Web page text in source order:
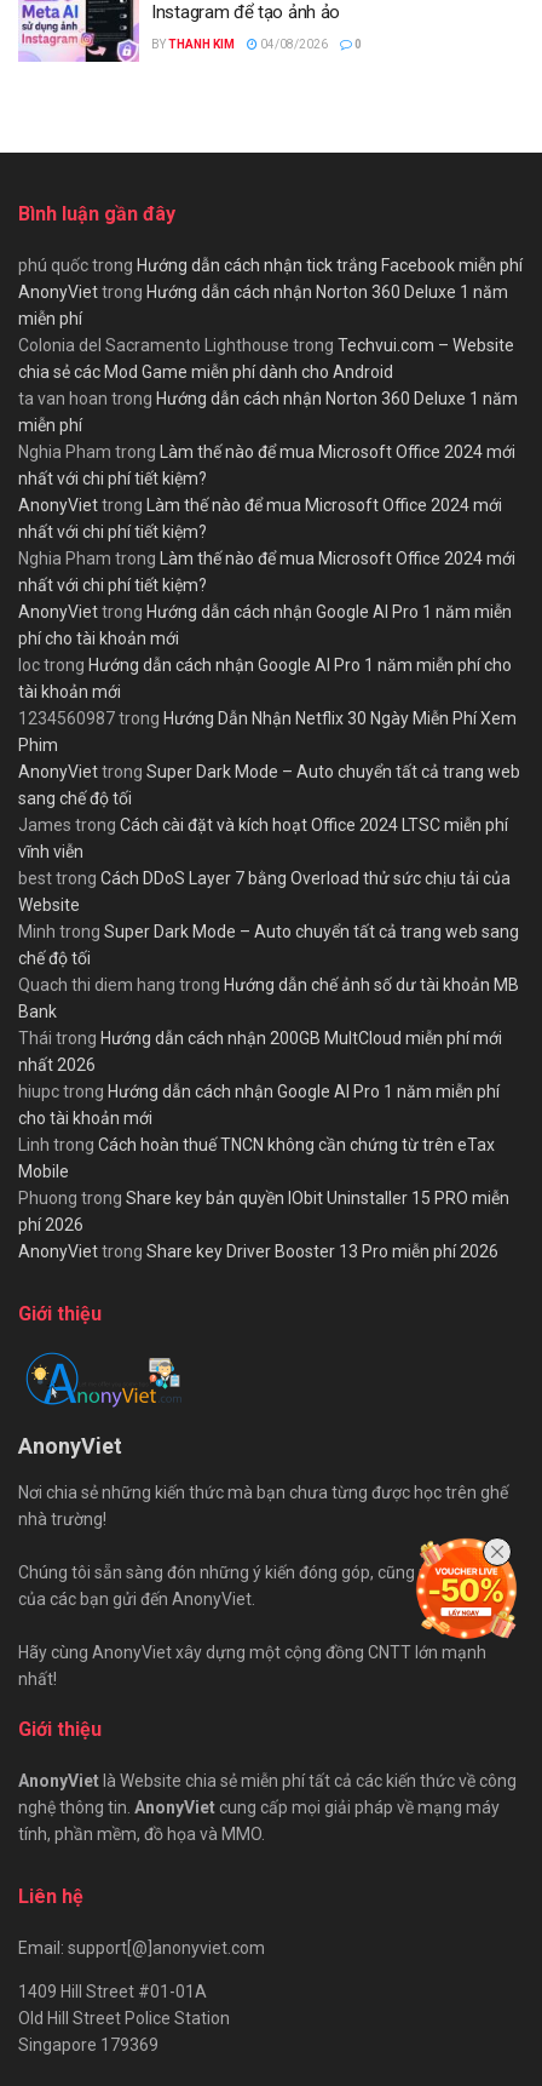
Instagram để tạo ảnh ảo
BYTHANH KIM 04/08/2026 0
Bình luận gần đây
phú quốctrong Hướng dẫn cách nhận tick trắng Facebook miễn phí
AnonyViettrong Hướng dẫn cách nhận Norton 360 Deluxe 1 năm
miễn phí
Colonia del Sacramento Lighthouse trong Techvui.com – Website
chia sẻ các Mod Game miễn phí dành cho Android
ta van hoan trong Hướng dẫn cách nhận Norton 360 Deluxe 1 năm
miễn phí
Nghia Pham trong Làm thế nào để mua Microsoft Office 2024 mới
nhất với chi phí tiết kiệm?
AnonyViettrong Làm thế nào để mua Microsoft Office 2024 mới
nhất với chi phí tiết kiệm?
Nghia Pham trong Làm thế nào để mua Microsoft Office 2024 mới
nhất với chi phí tiết kiệm?
AnonyViettrong Hướng dẫn cách nhận Google AI Pro 1 năm miễn
phí cho tài khoản mới
loctrong Hướng dẫn cách nhận Google AI Pro 1 năm miễn phí cho
tài khoản mới
1234560987trong Hướng Dẫn Nhận Netflix 30 Ngày Miễn Phí Xem
Phim
AnonyViettrong Super Dark Mode – Auto chuyển tất cả trang web
sang chế độ tối
James trong Cách cài đặt và kích hoạt Office 2024 LTSC miễn phí
vĩnh viễn
besttrong Cách DDoS Layer 7 bằng Overload thử sức chịu tải của
Website
Minh trong Super Dark Mode – Auto chuyển tất cả trang web sang
chế độ tối
Quach thi diem hang trong Hướng dẫn chế ảnh số dư tài khoản MB
Bank
Thái trong Hướng dẫn cách nhận 200GB MultCloud miễn phí mới
nhất 2026
hiupctrong Hướng dẫn cách nhận Google AI Pro 1 năm miễn phí
cho tài khoản mới
Linh trong Cách hoàn thuế TNCN không cần chứng từ trên eTax
Mobile
Phuong trong Share key bản quyền IObit Uninstaller 15 PRO miễn
phí 2026
AnonyViettrong Share key Driver Booster 13 Pro miễn phí 2026
Giới thiệu
AnonyViet
Nơi chia sẻ những kiến thức mà bạn chưa từng được học trên ghế
nhà trường!
Chúng tôi sẵn sàng đón những ý kiến đóng góp, cũng như bài viết
của các bạn gửi đến AnonyViet.
Hãy cùng AnonyViet xây dựng một cộng đồng CNTT lớn mạnh
nhất!
Giới thiệu
AnonyVietlà Website chia sẻ miễn phí tất cả các kiến thức về công
nghệ thông tin. AnonyViet cung cấp mọi giải pháp về mạng máy
tính, phần mềm, đồ họa và MMO.
Liên hệ
Email: support[@]anonyviet.com
1409 Hill Street #01-01A
Old Hill Street Police Station
Singapore 179369